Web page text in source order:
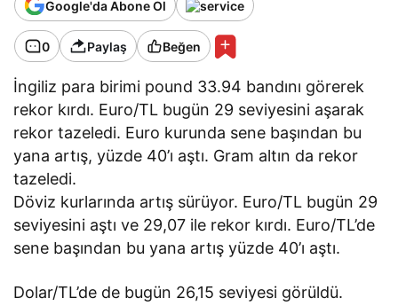
Google'da Abone Ol
0 Paylaş Beğen
İngiliz para birimi pound 33.94 bandını görerek
rekor kırdı. Euro/TL bugün 29 seviyesini aşarak
rekor tazeledi. Euro kurunda sene başından bu
yana artış, yüzde 40’ı aştı. Gram altın da rekor
tazeledi.
Döviz kurlarında artış sürüyor. Euro/TL bugün 29
seviyesini aştı ve 29,07 ile rekor kırdı. Euro/TL’de
sene başından bu yana artış yüzde 40’ı aştı.
Dolar/TL’de de bugün 26,15 seviyesi görüldü.